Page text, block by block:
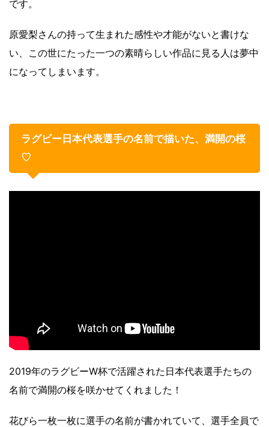
です。
原愛梨さんの持って生まれた感性や才能がないと書けな
い、この世にたった一つの素晴らしい作品に見る人は夢中
になってしまいます。
ラグビー日本代表選手の名前で描いた、満開の桜
♡
2019年のラグビーW杯で活躍された日本代表選手たちの
名前で満開の桜を咲かせてくれました！
花びら一枚一枚に選手の名前が書かれていて、選手全員で